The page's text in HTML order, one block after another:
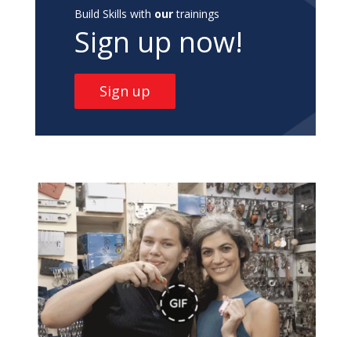
Build Skills with ourtrainings
Sign up now!
Sign up